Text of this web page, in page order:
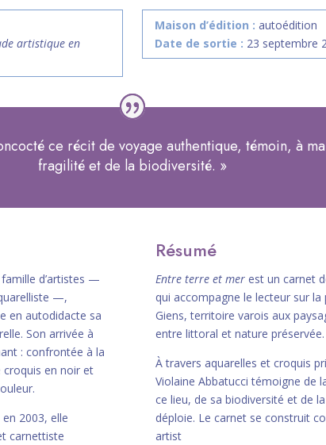
artistique en
Maison d’édition : autoédition
Date de sortie : 23 septembre
ce récit de voyage authentique, témoin, à
fragilité et de la biodiversité. »
d’artistes —
—,
en autodidacte sa
Son arrivée à
: confrontée à la
croquis en noir et
2003, elle
carnettiste
Résumé
Entre terre et mer est un carnet
qui accompagne le lecteur sur la
Giens, territoire varois aux
entre littoral et nature préservée.
À travers aquarelles et croquis
Violaine Abbatucci témoigne de
ce lieu, de sa biodiversité et de
déploie. Le carnet se construit
artist